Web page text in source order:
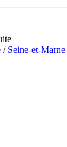
/ Seine-et-Marne